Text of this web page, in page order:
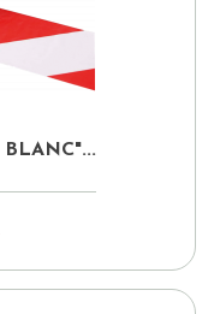
BLANC"...